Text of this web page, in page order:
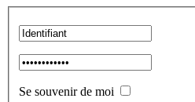
Se souvenir de moi